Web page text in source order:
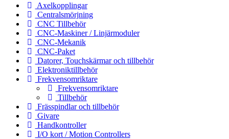
Axelkopplingar
Centralsmörjning
CNC Tillbehör
CNC-Maskiner / Linjärmoduler
CNC-Mekanik
CNC-Paket
Datorer, Touchskärmar och tillbehör
Elektroniktillbehör
Frekvensomriktare
Frekvensomriktare
Tillbehör
Frässpindlar och tillbehör
Givare
Handkontroller
I/O kort / Motion Controllers